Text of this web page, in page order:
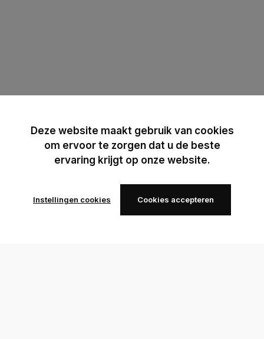
Deze website maakt gebruik van cookies
om ervoor te zorgen dat u de beste
ervaring krijgt op onze website.
Instellingen cookies Cookies accepteren